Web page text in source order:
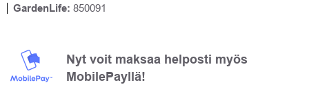
GardenLife: 850091
Nyt voit maksaa helposti myös
MobilePayllä!